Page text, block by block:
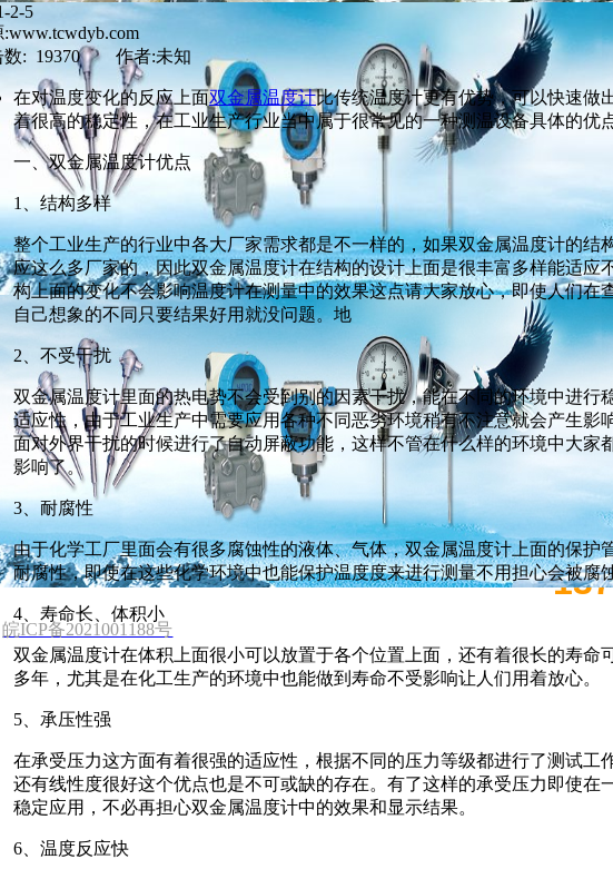
2-5
数: 19370 作者:未知
在对温度变化的反应上面双金属温度计比传统温度计更有优势，可以快速做
着很高的稳定性，在工业生产行业当中属于很常见的一种测温设备具体的优
一、双金属温度计优点
1、结构多样
整个工业生产的行业中各大厂家需求都是不一样的，如果双金属温度计的结
应这么多厂家的，因此双金属温度计在结构的设计上面是很丰富多样能适应
构上面的变化不会影响温度计在测量中的效果这点请大家放心，即使人们在
自己想象的不同只要结果好用就没问题。地
2、不受干扰
双金属温度计里面的热电势不会受到别的因素干扰，能在不同的环境中进行
适应性，由于工业生产中需要应用各种不同恶劣环境稍有不注意就会产生影
面对外界干扰的时候进行了自动屏蔽功能，这样不管在什么样的环境中大家
影响了。
3、耐腐性
由于化学工厂里面会有很多腐蚀性的液体、气体，双金属温度计上面的保护
耐腐性，即使在这些化学环境中也能保护温度度来进行测量不用担心会被腐
4、寿命长、体积小
双金属温度计在体积上面很小可以放置于各个位置上面，还有着很长的寿命
多年，尤其是在化工生产的环境中也能做到寿命不受影响让人们用着放心。
5、承压性强
在承受压力这方面有着很强的适应性，根据不同的压力等级都进行了测试工
还有线性度很好这个优点也是不可或缺的存在。有了这样的承受压力即使在
稳定应用，不必再担心双金属温度计中的效果和显示结果。
6、温度反应快
箱: 531970962@qq.com 网站:www.tcwdyb.com
皖ICP备2021001188号
关于公司 新闻中心 产品展示 客户服务 联系我们
全国销